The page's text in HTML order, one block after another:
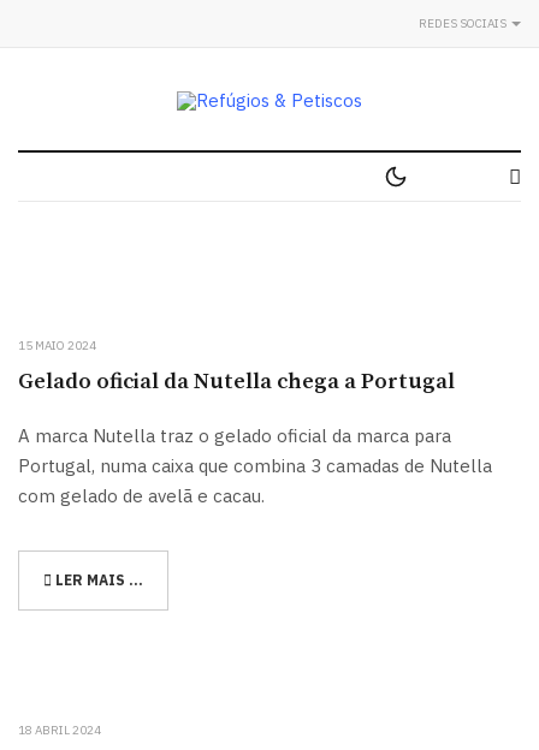
REDES SOCIAIS
15 MAIO 2024
Gelado oficial da Nutella chega a Portugal
A marca Nutella traz o gelado oficial da marca para
Portugal, numa caixa que combina 3 camadas de Nutella
com gelado de avelã e cacau.
LER MAIS …
18 ABRIL 2024